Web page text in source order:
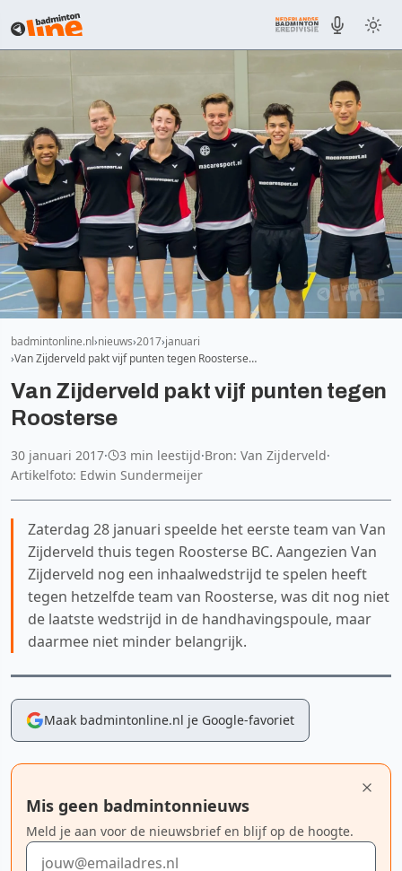
badmintonline.nl nieuws 2017 januari
Van Zijderveld pakt vijf punten tegen Roosterse…
Van Zijderveld pakt vijf punten tegen
Roosterse
30 januari 2017· 3 min leestijd·Bron: Van Zijderveld·
Artikelfoto: Edwin Sundermeijer
Zaterdag 28 januari speelde het eerste team van Van
Zijderveld thuis tegen Roosterse BC. Aangezien Van
Zijderveld nog een inhaalwedstrijd te spelen heeft
tegen hetzelfde team van Roosterse, was dit nog niet
de laatste wedstrijd in de handhavingspoule, maar
daarmee niet minder belangrijk.
Maak badmintonline.nl je Google-favoriet
Mis geen badmintonnieuws
Meld je aan voor de nieuwsbrief en blijf op de hoogte.
E-mailadres